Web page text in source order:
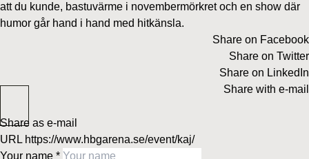
att du kunde, bastuvärme i novembermörkret och en show där
humor går hand i hand med hitkänsla.
Share on Facebook
Share on Twitter
Share on LinkedIn
Share with e-mail
Share as e-mail
URL https://www.hbgarena.se/event/kaj/
Your name *